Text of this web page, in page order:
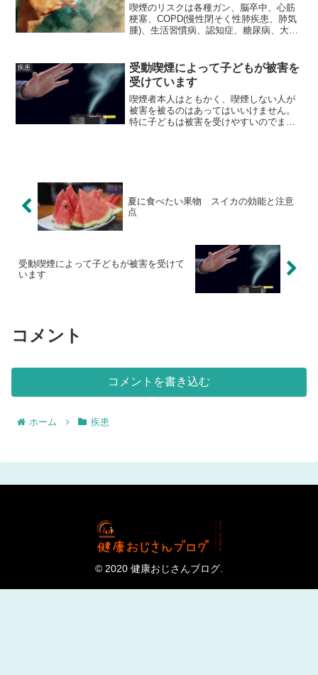
喫煙のリスクは各種ガン、脳卒中、心筋
梗塞、COPD(慢性閉そく性肺疾患、肺気
腫)、生活習慣病、認知症、糖尿病、大動
メリットが本当に多いんです。チャレン
ジしてみましょう。
疾患
受動喫煙によって子どもが被害を
受けています
喫煙者本人はともかく、喫煙しない人が
被害を被るのはあってはいいけません。
特に子どもは被害を受けやすいのでまわ
夏に食べたい果物 スイカの効能と注意
点
受動喫煙によって子どもが被害を受けて
います
コメント
コメントを書き込む
ホーム 疾患
© 2020 健康おじさんブログ.